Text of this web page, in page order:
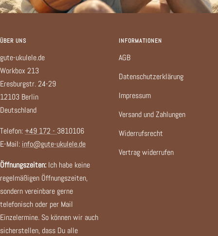
ÜBER UNS
gute-ukulele.de
Workbox 213
Eresburgstr. 24-29
12103 Berlin
Deutschland
Telefon:+49 172 - 3810106
E-Mail: info@gute-ukulele.de
Öffnungszeiten: Ich habe keine
regelmäßigen Öffnungszeiten,
sondern vereinbare gerne
telefonisch oder per Mail
Einzelermine. So können wir auch
sicherstellen, dass Du alle
INFORMATIONEN
AGB
Datenschutzerklärung
Impressum
Versand und Zahlungen
Widerrufsrecht
Vertrag widerrufen